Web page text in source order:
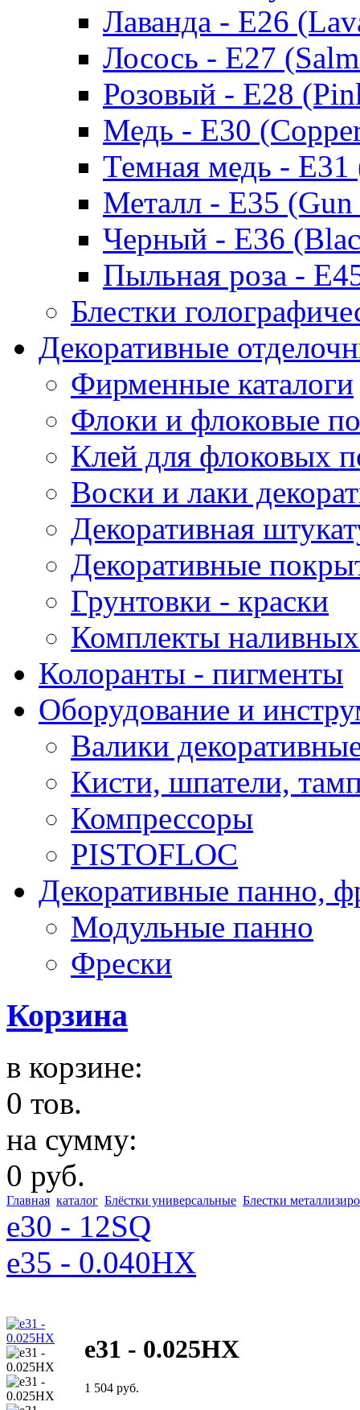
Лаванда - E26
Лосось - Е27
Розовый - E28
Медь - Е30
Темная медь -
Металл - Е35 (Gun
Черный - Е36
Пыльная роза -
Блестки
Декоративные
Фирменные каталоги
Флоки и флоковые
Клей для флоковых
Воски и лаки
Декоративная
Декоративные
Грунтовки - краски
Комплекты
Колоранты - пигменты
Оборудование и
Валики
Кисти, шпатели,
Компрессоры
PISTOFLOC
Декоративные панно,
Модульные панно
Фрески
Корзина
в корзине:
0 тов.
на сумму:
0 руб.
Главная каталог Блёстки универсальные Блестки
e30 - 12SQ
e35 - 0.040HX
e31 - 0.025HX
1 504 руб.